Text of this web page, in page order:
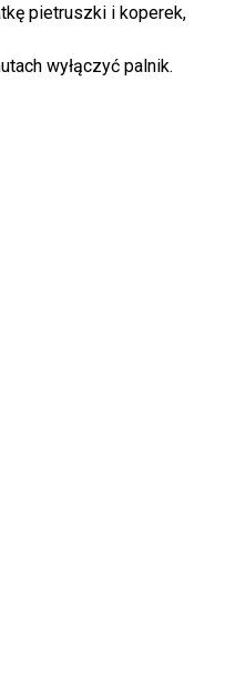
pietruszki i koperek,
wyłączyć palnik.